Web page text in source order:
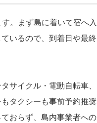
。まず島に着いて宿へ入
いるので、到着日や最終
サイクル・電動自転車、
タクシーも事前予約推奨
おらず、島内事業者への